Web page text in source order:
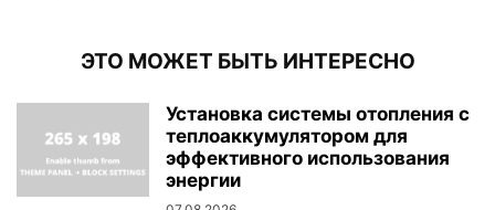
ЭТО МОЖЕТ БЫТЬ ИНТЕРЕСНО
Установка системы отопления с
теплоаккумулятором для
эффективного использования
энергии